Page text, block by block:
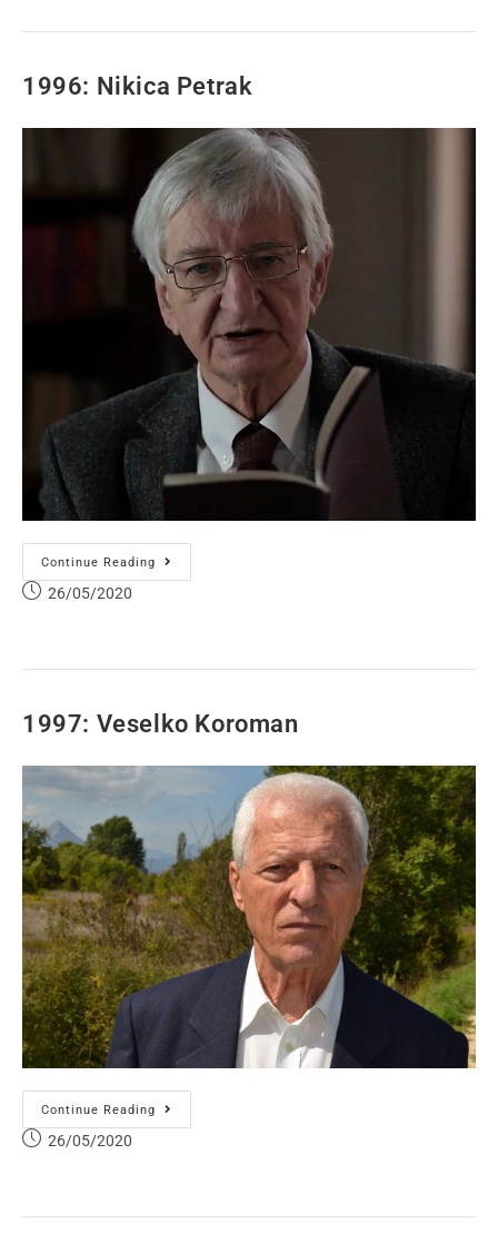
1996: Nikica Petrak
Continue Reading
26/05/2020
1997: Veselko Koroman
Continue Reading
26/05/2020